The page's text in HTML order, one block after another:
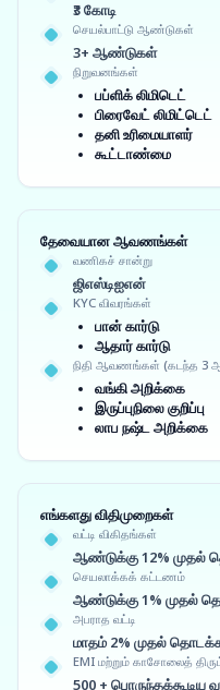
₹3 கோடி
செயல்பாட்டு ஆண்டுகள்
3+ ஆண்டுகள்
நிறுவனங்கள்
பப்ளிக் லிமிடெட்
பிரைவேட் லிமிட்டெட்
தனி உரிமையாளர்
கூட்டாண்மை
தேவையான ஆவணங்கள்
வணிகச் சான்று
ஜிஎஸ்டிஐஎன்
KYC விவரங்கள்
பான் கார்டு
ஆதார் கார்டு
நிதி ஆவணங்கள் (கடந்த 3
வங்கி அறிக்கை
இருப்புநிலை குறிப்பு
லாப நஷ்ட அறிக்கை
எங்களது விதிமுறைகள்
வட்டி விகிதங்கள்
ஆண்டுக்கு 12% முதல்
செயலாக்கக் கட்டணம்
ஆண்டுக்கு 1% முதல்
அபராத வட்டி
மாதம் 2% முதல்
EMI மற்றும் காசோலைத்
500 + பொருந்தக்கூடிய